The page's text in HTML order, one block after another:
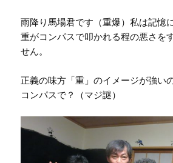
雨降り馬場君です（重爆）私は記憶
重がコンパスで叩かれる程の悪さを
せん。
正義の味方「重」のイメージが強い
コンパスで？（マジ謎）